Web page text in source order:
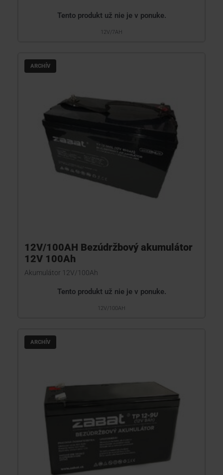
Tento produkt už nie je v ponuke.
12V/7AH
ARCHÍV
12V/100AH Bezúdržbový akumulátor
12V 100Ah
Akumulátor 12V/100Ah
Tento produkt už nie je v ponuke.
12V/100AH
ARCHÍV